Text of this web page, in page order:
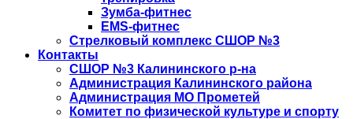
Зумба-фитнес
EMS-фитнес
Стрелковый комплекс СШОР №3
Контакты
СШОР №3 Калининского р-на
Администрация Калининского района
Администрация МО Прометей
Комитет по физической культуре и спорту